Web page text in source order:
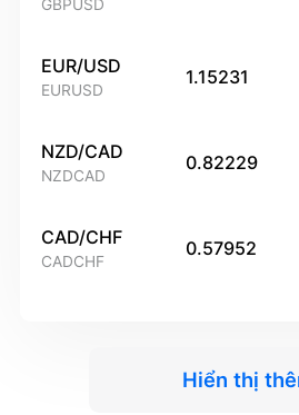
GBPUSD
EUR/USD
EURUSD
1.15231
NZD/CAD
NZDCAD
0.82229
CAD/CHF
CADCHF
0.57952
Hiển thị